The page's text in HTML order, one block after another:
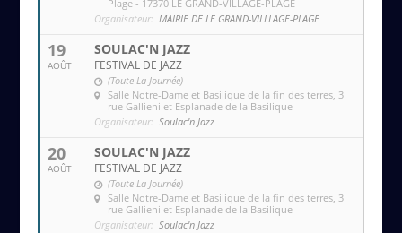
Plage - 17370 LE GRAND-VILLAGE-PLAGE
Organisateur: MAIRIE DE LE GRAND-VILLLAGE-PLAGE
19
AOÛT
SOULAC'N JAZZ
FESTIVAL DE JAZZ
(Toute La Journée)
Salle Notre-Dame et Basilique de la fin des terres, 3
rue Gallieni et Esplanade de la Basilique
Organisateur: Soulac'n Jazz
20
AOÛT
SOULAC'N JAZZ
FESTIVAL DE JAZZ
(Toute La Journée)
Salle Notre-Dame et Basilique de la fin des terres, 3
rue Gallieni et Esplanade de la Basilique
Organisateur: Soulac'n Jazz